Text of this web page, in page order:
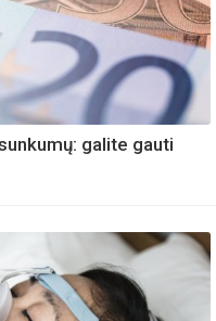
galite gauti